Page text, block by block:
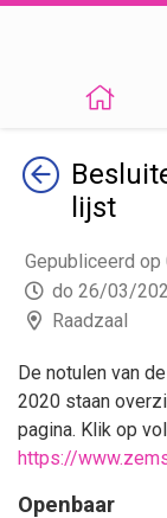
Terug
lijst
Gepubliceerd
do 26/03/
Raadzaal
De notulen van
2020 staan
pagina. Klik op
https://
Openbaar